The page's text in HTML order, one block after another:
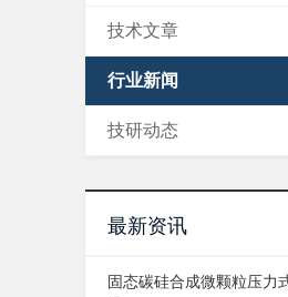
技术文章
行业新闻
技研动态
最新资讯
固态碳硅合成微颗粒压力